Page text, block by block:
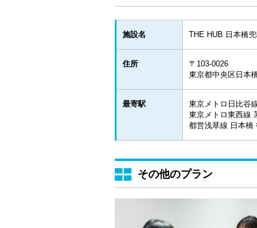
施設名 THE HUB 日本橋
住所
〒103-0026
東京都中央区日本
最寄駅
東京メトロ日比谷
東京メトロ東西線
都営浅草線 日本橋
その他のプラン